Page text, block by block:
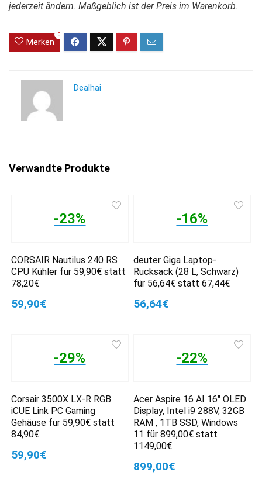
jederzeit ändern. Maßgeblich ist der Preis im Warenkorb.
Merken
0
Dealhai
Verwandte Produkte
-23%
CORSAIR Nautilus 240 RS
CPU Kühler für 59,90€ statt
78,20€
59,90€
-16%
deuter Giga Laptop-
Rucksack (28 L, Schwarz)
für 56,64€ statt 67,44€
56,64€
-29%
Corsair 3500X LX-R RGB
iCUE Link PC Gaming
Gehäuse für 59,90€ statt
84,90€
59,90€
-22%
Acer Aspire 16 AI 16″ OLED
Display, Intel i9 288V, 32GB
RAM , 1TB SSD, Windows
11 für 899,00€ statt
1149,00€
899,00€